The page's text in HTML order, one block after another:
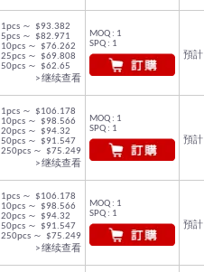
1pcs ～ $93.382
5pcs ～ $82.971
10pcs ～ $76.262
25pcs ～ $69.808
50pcs ～ $62.65
> 继续查看
MOQ : 1
SPQ : 1
預計
1pcs ～ $106.178
10pcs ～ $98.566
20pcs ～ $94.32
50pcs ～ $91.547
250pcs ～ $75.249
> 继续查看
MOQ : 1
SPQ : 1
預計
1pcs ～ $106.178
10pcs ～ $98.566
20pcs ～ $94.32
50pcs ～ $91.547
250pcs ～ $75.249
> 继续查看
MOQ : 1
SPQ : 1
預計